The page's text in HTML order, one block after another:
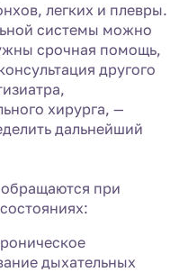
легких и плевры.
системы можно
срочная помощь,
другого
хирурга, —
дальнейший
при
дыхательных